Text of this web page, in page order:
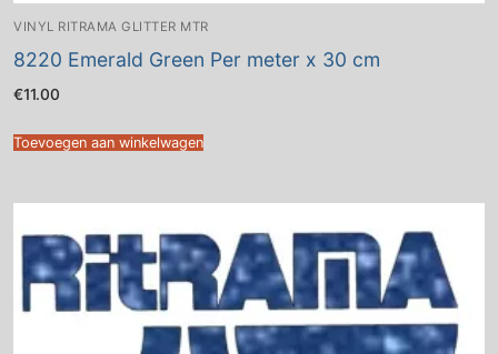
VINYL RITRAMA GLITTER MTR
8220 Emerald Green Per meter x 30 cm
€11.00
Toevoegen aan winkelwagen